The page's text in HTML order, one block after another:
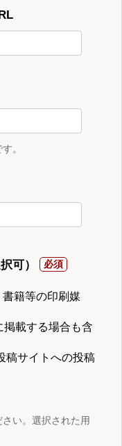
。
可）
籍等の印刷媒
載する場合も含
稿サイトへの投稿
い。選択された用